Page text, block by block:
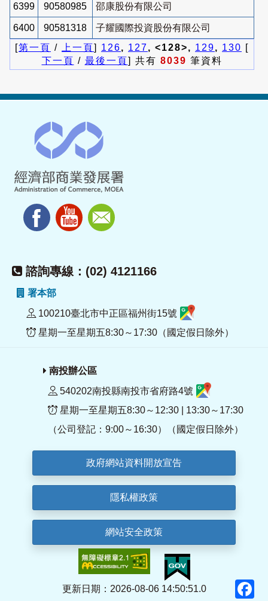
6399 90580985 邵康股份有限公司
6400 90581318
子耀國際投資股份有限公司
[第一頁 / 上一頁] 126, 127, <128>, 129, 130 [
下一頁 / 最後一頁] 共有 8039 筆資料
諮詢專線：(02) 4121166
署本部
100210臺北市中正區福州街15號
星期一至星期五8:30～17:30（國定假日除外）
南投辦公區
540202南投縣南投市省府路4號
星期一至星期五8:30～12:30 | 13:30～17:30
（公司登記：9:00～16:30）（國定假日除外）
政府網站資料開放宣告
隱私權政策
網站安全政策
更新日期：2026-08-06 14:50:51.0